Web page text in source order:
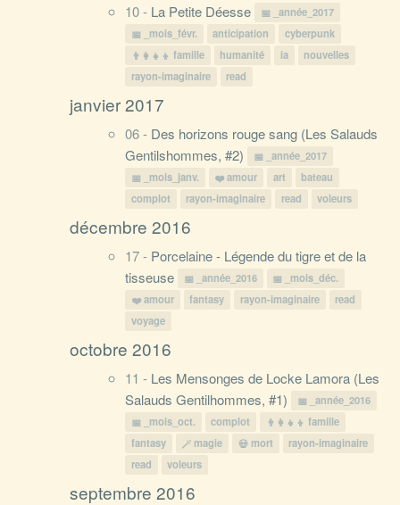
10 - La Petite Déesse
_année_2017
_mois_févr.
anticipation
cyberpunk
famille
humanité ia
nouvelles
rayon-imaginaire
read
janvier 2017
06 - Des horizons rouge sang (Les Salauds
Gentilshommes, #2)
_année_2017
_mois_janv.
amour art
bateau
complot
rayon-imaginaire read voleurs
décembre 2016
17 - Porcelaine - Légende du tigre et de la
tisseuse
_année_2016
_mois_déc.
amour
fantasy rayon-imaginaire
read
voyage
octobre 2016
11 - Les Mensonges de Locke Lamora (Les
Salauds Gentilhommes, #1)
_année_2016
_mois_oct.
complot
famille
fantasy
magie mort
rayon-imaginaire
read
voleurs
septembre 2016